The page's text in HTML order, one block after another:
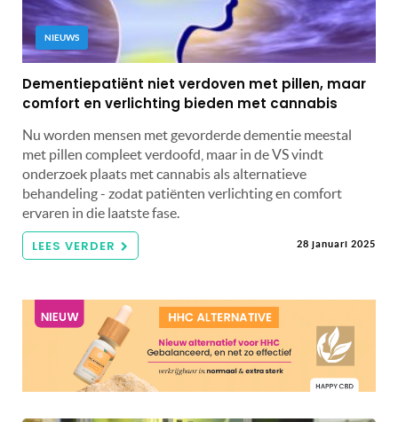
NIEUWS
Dementiepatiënt niet verdoven met pillen, maar
comfort en verlichting bieden met cannabis
Nu worden mensen met gevorderde dementie meestal
met pillen compleet verdoofd, maar in de VS vindt
onderzoek plaats met cannabis als alternatieve
behandeling - zodat patiënten verlichting en comfort
ervaren in die laatste fase.
LEES VERDER 28 januari 2025